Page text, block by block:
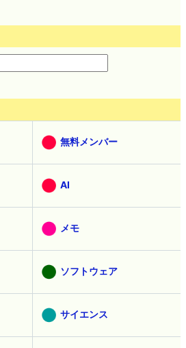
無料メンバー
AI
メモ
ソフトウェア
サイエンス